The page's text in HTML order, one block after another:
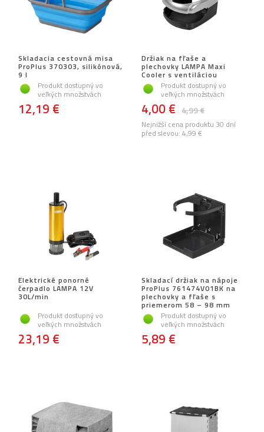
Skladacia cestovná misa
ProPlus 370303, silikónová,
9 l
Produkt dostupný vo
veľkých množstvách
12,19 €
Držiak na fľaše a
plechovky LAMPA Maxi
Cooler s ventiláciou
Produkt dostupný vo
veľkých množstvách
4,99 €
4,00 €
Nejnižší cena produktu 30 dní
před slevou: 4,99 €
Elektrické ponorné
čerpadlo LAMPA 12V
30L/min
Produkt dostupný vo
veľkých množstvách
23,19 €
Skladací držiak na nápoje
ProPlus 761474V01BK na
plechovky a fľaše s
priemerom 58 – 98 mm
Produkt dostupný vo
veľkých množstvách
5,89 €